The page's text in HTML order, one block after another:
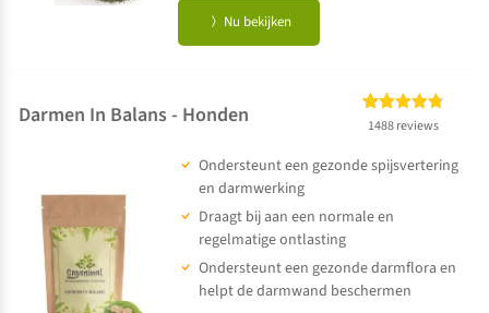
Nu bekijken
Darmen In Balans - Honden
Gewaardeerd
gebaseerd
1488
1488 reviews
Ondersteunt een gezonde spijsvertering
en darmwerking
Draagt bij aan een normale en
regelmatige ontlasting
Ondersteunt een gezonde darmflora en
helpt de darmwand beschermen